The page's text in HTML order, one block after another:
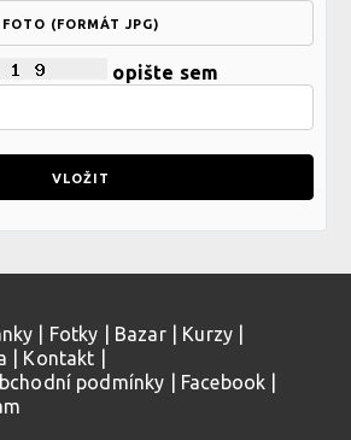
FOTO (FORMÁT JPG)
opište sem
Fotky Bazar| Kurzy
Kontakt
podmínky Facebook